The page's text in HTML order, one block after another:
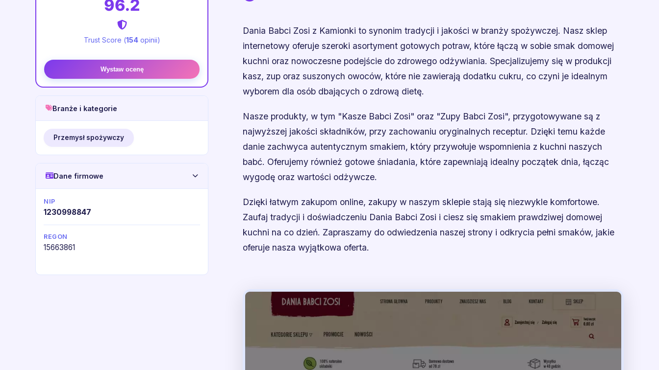
96.2
Trust Score (154opinii)
Wystaw ocenę
Branże i kategorie
Przemysł spożywczy
Dane firmowe
NIP
1230998847
REGON
15663861
Dania Babci Zosi z Kamionki to synonim tradycji i jakości w branży spożywczej. Nasz sklep
internetowy oferuje szeroki asortyment gotowych potraw, które łączą w sobie smak domowej
kuchni oraz nowoczesne podejście do zdrowego odżywiania. Specjalizujemy się w produkcji
kasz, zup oraz suszonych owoców, które nie zawierają dodatku cukru, co czyni je idealnym
wyborem dla osób dbających o zdrową dietę.
Nasze produkty, w tym "Kasze Babci Zosi" oraz "Zupy Babci Zosi", przygotowywane są z
najwyższej jakości składników, przy zachowaniu oryginalnych receptur. Dzięki temu każde
danie zachwyca autentycznym smakiem, który przywołuje wspomnienia z kuchni naszych
babć. Oferujemy również gotowe śniadania, które zapewniają idealny początek dnia, łącząc
wygodę oraz wartości odżywcze.
Dzięki łatwym zakupom online, zakupy w naszym sklepie stają się niezwykle komfortowe.
Zaufaj tradycji i doświadczeniu Dania Babci Zosi i ciesz się smakiem prawdziwej domowej
kuchni na co dzień. Zapraszamy do odwiedzenia naszej strony i odkrycia pełni smaków, jakie
oferuje nasza wyjątkowa oferta.